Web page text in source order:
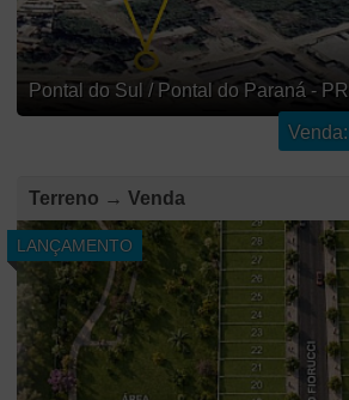
Pontal do Sul / Pontal do Paraná - PR
Venda:
Terreno → Venda
LANÇAMENTO